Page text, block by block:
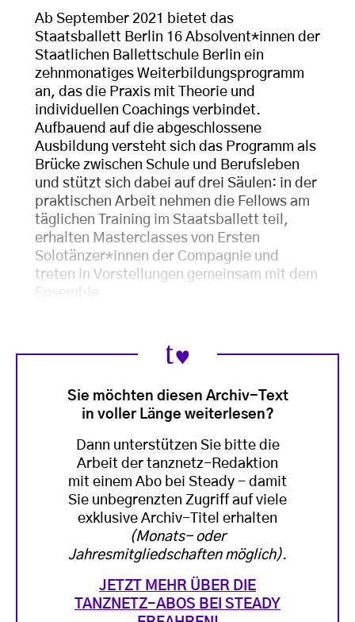
Ab September 2021 bietet das
Staatsballett Berlin 16 Absolvent*innen der
Staatlichen Ballettschule Berlin ein
zehnmonatiges Weiterbildungsprogramm
an, das die Praxis mit Theorie und
individuellen Coachings verbindet.
Aufbauend auf die abgeschlossene
Ausbildung versteht sich das Programm als
Brücke zwischen Schule und Berufsleben
und stützt sich dabei auf drei Säulen: in der
praktischen Arbeit nehmen die Fellows am
täglichen Training im Staatsballett teil,
erhalten Masterclasses von Ersten
Solotänzer*innen der Compagnie und
treten in Vorstellungen gemeinsam mit dem
Sie möchten diesen Archiv-Text
in voller Länge weiterlesen?
Dann unterstützen Sie bitte die
Arbeit der tanznetz-Redaktion
mit einem Abo bei Steady - damit
Sie unbegrenzten Zugriff auf viele
exklusive Archiv-Titel erhalten
(Monats- oder
Jahresmitgliedschaften möglich).
JETZT MEHR ÜBER DIE
TANZNETZ-ABOS BEI STEADY